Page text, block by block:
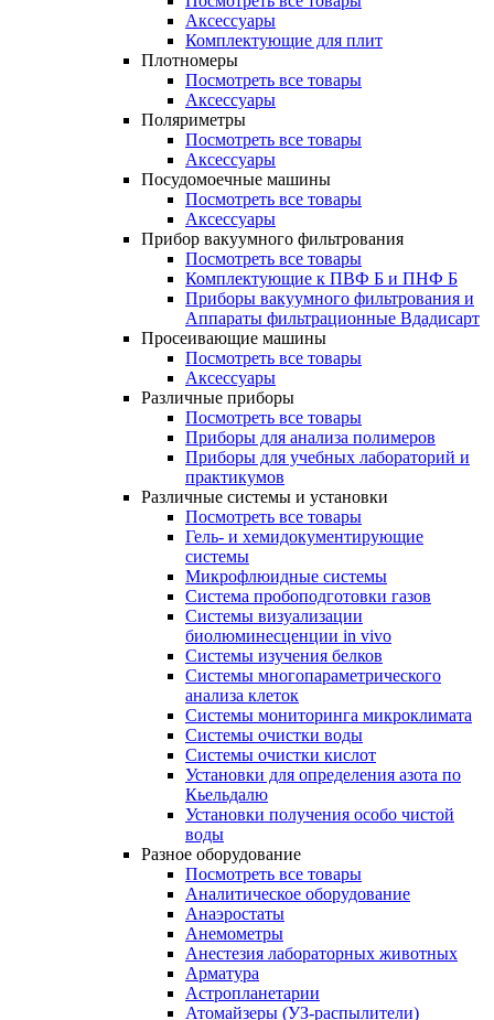
Аксессуары
Комплектующие для плит
Плотномеры
Посмотреть все товары
Аксессуары
Поляриметры
Посмотреть все товары
Аксессуары
Посудомоечные машины
Посмотреть все товары
Аксессуары
Прибор вакуумного фильтрования
Посмотреть все товары
Комплектующие к ПВФ Б и ПНФ Б
Приборы вакуумного фильтрования и
Аппараты фильтрационные Вдадисарт
Просеивающие машины
Посмотреть все товары
Аксессуары
Различные приборы
Посмотреть все товары
Приборы для анализа полимеров
Приборы для учебных лабораторий и
практикумов
Различные системы и установки
Посмотреть все товары
Гель- и хемидокументирующие
системы
Микрофлюидные системы
Система пробоподготовки газов
Системы визуализации
биолюминесценции in vivo
Системы изучения белков
Системы многопараметрического
анализа клеток
Системы мониторинга микроклимата
Системы очистки воды
Системы очистки кислот
Установки для определения азота по
Кьельдалю
Установки получения особо чистой
воды
Разное оборудование
Посмотреть все товары
Аналитическое оборудование
Анаэростаты
Анемометры
Анестезия лабораторных животных
Арматура
Астропланетарии
Атомайзеры (УЗ-распылители)